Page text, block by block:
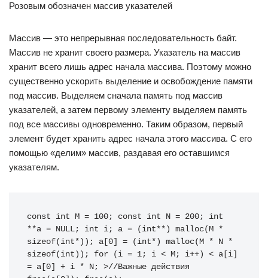
Розовым обозначен массив указателей
Массив — это непрерывная последовательность байт.
Массив не хранит своего размера. Указатель на массив
хранит всего лишь адрес начала массива. Поэтому можно
существенно ускорить выделение и освобождение памяти
под массив. Выделяем сначала память под массив
указателей, а затем первому элементу выделяем память
под все массивы одновременно. Таким образом, первый
элемент будет хранить адрес начала этого массива. С его
помощью «делим» массив, раздавая его оставшимся
указателям.
const int M = 100; const int N = 200; int
**a = NULL; int i; a = (int**) malloc(M *
sizeof(int*)); a[0] = (int*) malloc(M * N *
sizeof(int)); for (i = 1; i < M; i++) < a[i]
= a[0] + i * N; >//Важные действия